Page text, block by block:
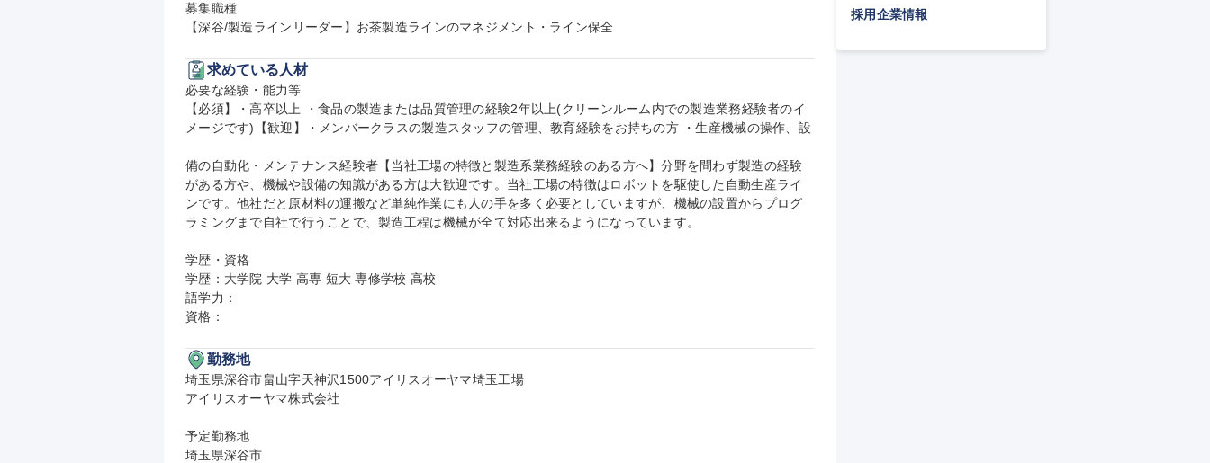
募集職種
【深谷/製造ラインリーダー】お茶製造ラインのマネジメント・ライン保全
求めている人材
必要な経験・能力等
【必須】・高卒以上 ・食品の製造または品質管理の経験2年以上(クリーンルーム内での製造業務経験者のイ
メージです)【歓迎】・メンバークラスの製造スタッフの管理、教育経験をお持ちの方 ・生産機械の操作、設
備の自動化・メンテナンス経験者【当社工場の特徴と製造系業務経験のある方へ】分野を問わず製造の経験
がある方や、機械や設備の知識がある方は大歓迎です。当社工場の特徴はロボットを駆使した自動生産ライ
ンです。他社だと原材料の運搬など単純作業にも人の手を多く必要としていますが、機械の設置からプログ
ラミングまで自社で行うことで、製造工程は機械が全て対応出来るようになっています。
学歴・資格
学歴：大学院 大学 高専 短大 専修学校 高校
語学力：
資格：
勤務地
埼玉県深谷市畠山字天神沢1500アイリスオーヤマ埼玉工場
アイリスオーヤマ株式会社
予定勤務地
埼玉県深谷市
採用企業情報